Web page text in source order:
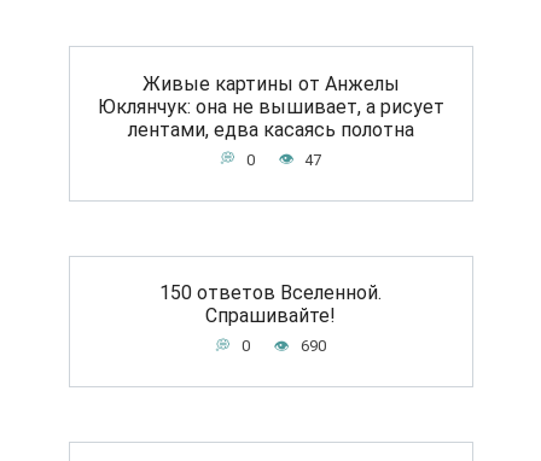
Живые картины от Анжелы
Юклянчук: она не вышивает, а рисует
лентами, едва касаясь полотна
0 47
150 ответов Вселенной.
Спрашивайте!
0 690